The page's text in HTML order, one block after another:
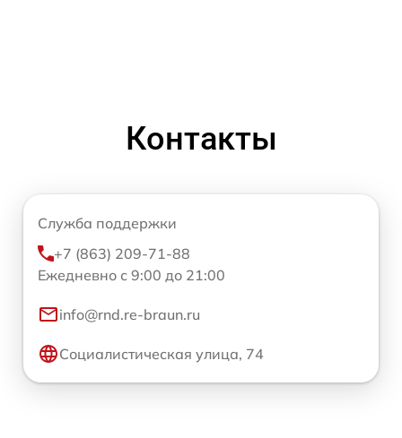
Контакты
Служба поддержки
+7 (863) 209-71-88
Ежедневно с 9:00 до 21:00
info@rnd.re-braun.ru
Социалистическая улица, 74